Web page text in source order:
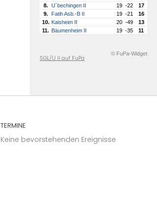
8.
U´bechingen II 19 -22
17
9.
Fatih Asb.-B II 19 -21
16
10. Kaisheim II 20 -49
13
11. Bäumenheim II 19 -35 11
© FuPa-Widget
SGL/U II auf FuPa
TERMINE
Keine bevorstehenden Ereignisse